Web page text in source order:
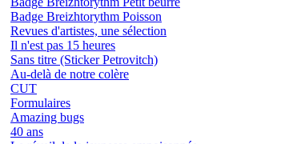
Badge Breizhtorythm Poisson
Revues d'artistes, une sélection
Il n'est pas 15 heures
Sans titre (Sticker Petrovitch)
Au-delà de notre colère
CUT
Formulaires
Amazing bugs
40 ans